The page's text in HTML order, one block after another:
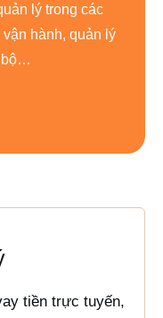
lý trong các
hành, quản lý
bộ…
tiền trực tuyến,